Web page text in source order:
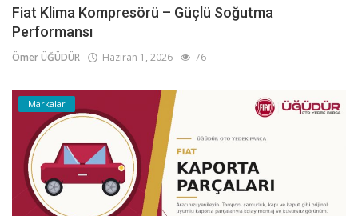
Fiat Klima Kompresörü – Güçlü Soğutma
Performansı
Ömer ÜĞÜDÜR Haziran 1, 2026 76
Markalar